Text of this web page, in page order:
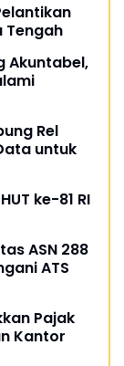
Tengah
Akuntabel,
Rel
untuk
ke-81 RI
ASN 288
ATS
Pajak
Kantor